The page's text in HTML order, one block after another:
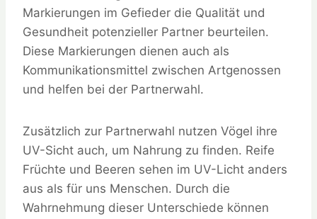
Markierungen im Gefieder die Qualität und
Gesundheit potenzieller Partner beurteilen.
Diese Markierungen dienen auch als
Kommunikationsmittel zwischen Artgenossen
und helfen bei der Partnerwahl.
Zusätzlich zur Partnerwahl nutzen Vögel ihre
UV-Sicht auch, um Nahrung zu finden. Reife
Früchte und Beeren sehen im UV-Licht anders
aus als für uns Menschen. Durch die
Wahrnehmung dieser Unterschiede können